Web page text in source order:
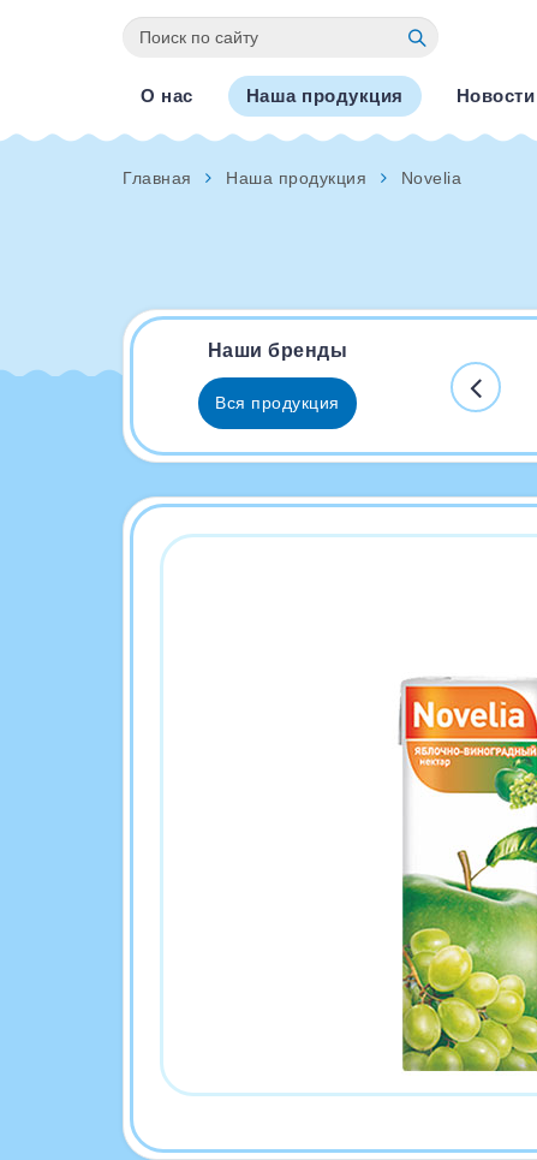
О нас Наша продукция
Главная Наша продукция Novelia
Наши бренды
Вся продукция